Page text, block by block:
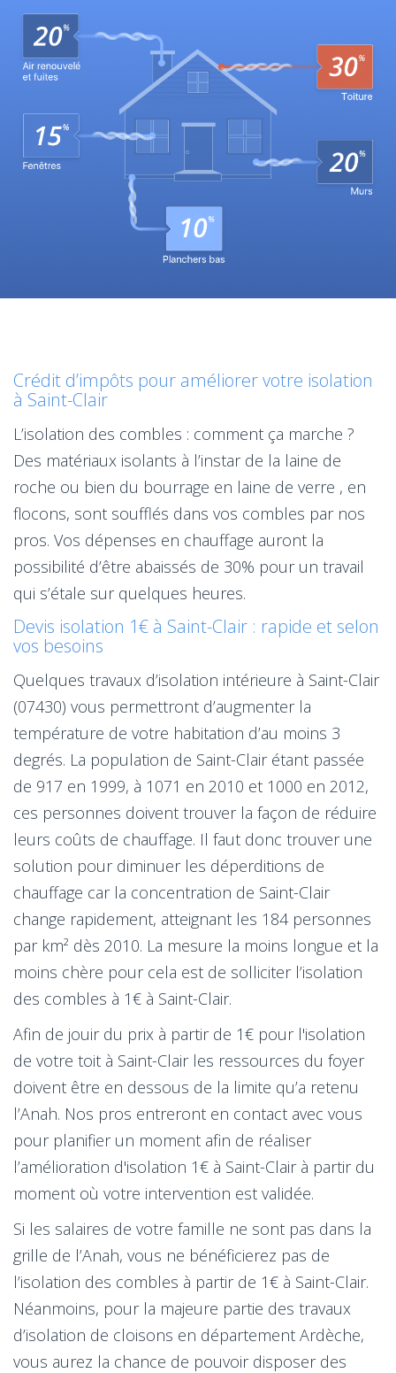
Crédit d’impôts pour améliorer votre isolation
à Saint-Clair
L’isolation des combles : comment ça marche ?
Des matériaux isolants à l’instar de la laine de
roche ou bien du bourrage en laine de verre , en
flocons, sont soufflés dans vos combles par nos
pros. Vos dépenses en chauffage auront la
possibilité d’être abaissés de 30% pour un travail
qui s’étale sur quelques heures.
Devis isolation 1€ à Saint-Clair : rapide et selon
vos besoins
Quelques travaux d’isolation intérieure à Saint-Clair
(07430) vous permettront d’augmenter la
température de votre habitation d’au moins 3
degrés. La population de Saint-Clair étant passée
de 917 en 1999, à 1071 en 2010 et 1000 en 2012,
ces personnes doivent trouver la façon de réduire
leurs coûts de chauffage. Il faut donc trouver une
solution pour diminuer les déperditions de
chauffage car la concentration de Saint-Clair
change rapidement, atteignant les 184 personnes
par km² dès 2010. La mesure la moins longue et la
moins chère pour cela est de solliciter l’isolation
des combles à 1€ à Saint-Clair.
Afin de jouir du prix à partir de 1€ pour l'isolation
de votre toit à Saint-Clair les ressources du foyer
doivent être en dessous de la limite qu’a retenu
l’Anah. Nos pros entreront en contact avec vous
pour planifier un moment afin de réaliser
l’amélioration d'isolation 1€ à Saint-Clair à partir du
moment où votre intervention est validée.
Si les salaires de votre famille ne sont pas dans la
grille de l’Anah, vous ne bénéficierez pas de
l’isolation des combles à partir de 1€ à Saint-Clair.
Néanmoins, pour la majeure partie des travaux
d’isolation de cloisons en département Ardèche,
vous aurez la chance de pouvoir disposer des